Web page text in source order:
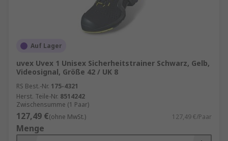
Auf Lager
uvex Uvex 1 Unisex Sicherheitstrainer Schwarz, Gelb,
Videosignal, Größe 42 / UK 8
RS Best.-Nr. 175-4321
Herst. Teile-Nr. 8514242
Zwischensumme (1 Paar)
127,49 €(ohne MwSt.) 127,49 €/Paar
Menge